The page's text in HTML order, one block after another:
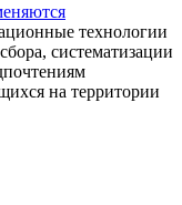
технологии
систематизации
на территории